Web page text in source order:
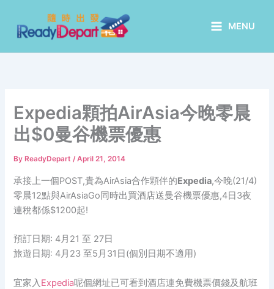
content
MENU
Expedia顆拍AirAsia今晚零晨
出$0曼谷機票優惠
By ReadyDepart/April 21, 2014
承接上一個POST,貴為AirAsia合作顆伴的Expedia,今晚(21/4)
零晨12點與AirAsiaGo同時出買酒店送曼谷機票優惠,4日3夜
連稅都係$1200起!
預訂日期: 4月21 至 27日
旅遊日期: 4月23 至5月31日(個別日期不適用)
宜家入Expedia呢個網址已可看到酒店連免費機票價錢及航班